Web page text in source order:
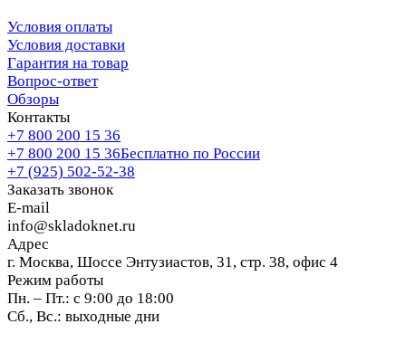
Условия оплаты
Условия доставки
Гарантия на товар
Вопрос-ответ
Обзоры
Контакты
+7 800 200 15 36
+7 800 200 15 36Бесплатно по России
+7 (925) 502-52-38
Заказать звонок
E-mail
info@skladoknet.ru
Адрес
г. Москва, Шоссе Энтузиастов, 31, стр. 38, офис 4
Режим работы
Пн. – Пт.: с 9:00 до 18:00
Сб., Вс.: выходные дни